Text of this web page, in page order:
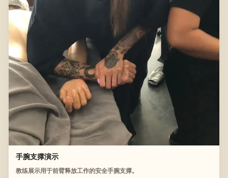
手腕支撑演示
教练展示用于前臂释放工作的安全手腕支撑。